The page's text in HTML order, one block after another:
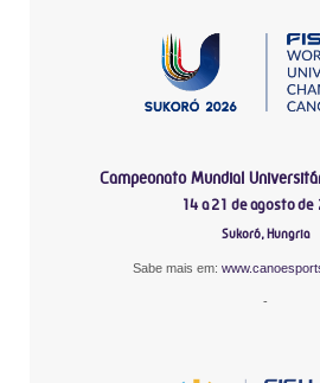
Campeonato Mundial
14 a 21 de agosto de
Sukoró, Hungria
Sabe mais em:
-